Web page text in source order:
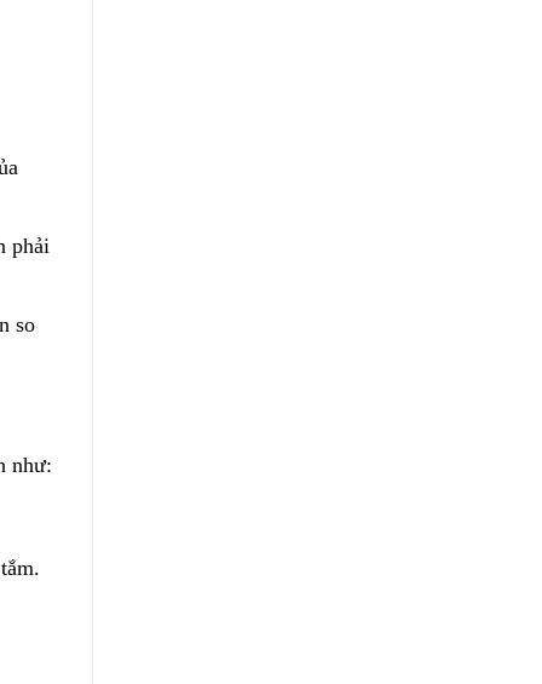
phải
so
như: